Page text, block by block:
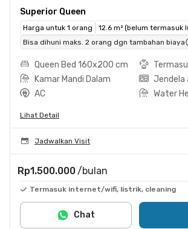
Superior Queen
Harga untuk 1 orang
12.6 m² (belum termasuk
Bisa dihuni maks. 2 orang dgn tambahan biaya
Queen Bed 160x200 cm
Kamar Mandi Dalam
Jendela
AC
Water
Lihat Detail
Jadwalkan Visit
Rp1.500.000 /bulan
Termasuk internet/wifi, listrik, cleaning
Chat